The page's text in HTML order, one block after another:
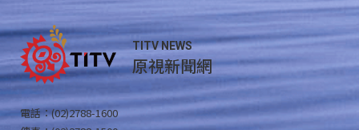
TITV NEWS
原視新聞網
電話：(02)2788-1600